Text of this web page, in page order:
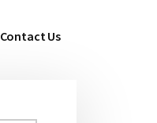
Contact Us